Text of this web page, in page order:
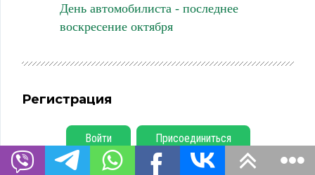
День автомобилиста - последнее
воскресение октября
Регистрация
Войти Присоединиться